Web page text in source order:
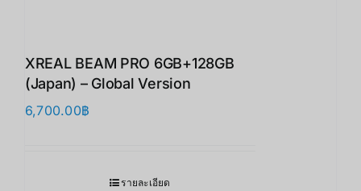
XREAL BEAM PRO 6GB+128GB
(Japan) – Global Version
6,700.00฿
รายละเอียด